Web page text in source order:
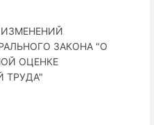
ЗАКОНА "О
ОЦЕНКЕ
ТРУДА"